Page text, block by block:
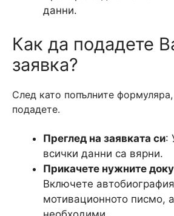
данни.
Как да подадете
заявка?
След като попълните
подадете.
Преглед на заявката си:
всички данни са вярни.
Прикачете нужните
Включете
мотивационното писмо,